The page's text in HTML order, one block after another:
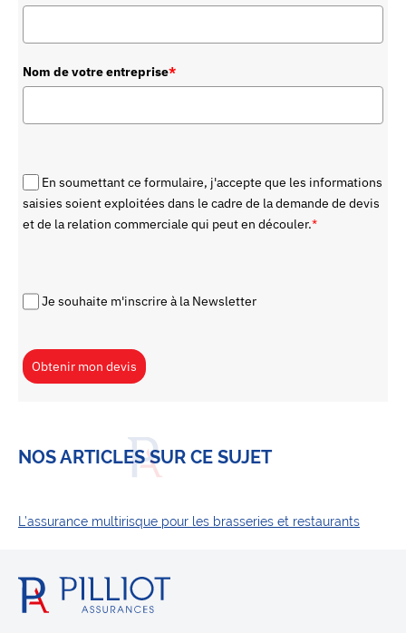
Nom de votre entreprise*
En soumettant ce formulaire, j'accepte que les informations
saisies soient exploitées dans le cadre de la demande de devis
et de la relation commerciale qui peut en découler.*
Je souhaite m'inscrire à la Newsletter
Obtenir mon devis
NOS ARTICLES SUR CE SUJET
L’assurance multirisque pour les brasseries et restaurants